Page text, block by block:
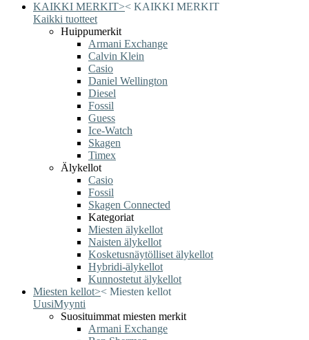
KAIKKI MERKIT>< KAIKKI MERKIT
Kaikki tuotteet
Huippumerkit
Armani Exchange
Calvin Klein
Casio
Daniel Wellington
Diesel
Fossil
Guess
Ice-Watch
Skagen
Timex
Älykellot
Casio
Fossil
Skagen Connected
Kategoriat
Miesten älykellot
Naisten älykellot
Kosketusnäytölliset älykellot
Hybridi-älykellot
Kunnostetut älykellot
Miesten kellot>< Miesten kellot
UusiMyynti
Suosituimmat miesten merkit
Armani Exchange